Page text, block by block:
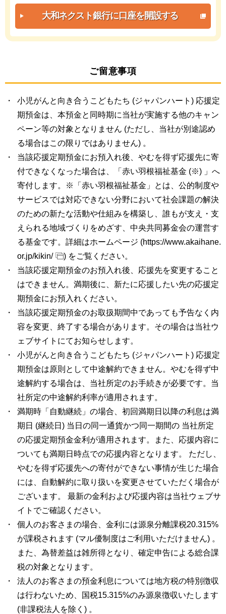
大和ネクスト銀行に口座を開設する
ご留意事項
小児がんと向き合うこどもたち (ジャパンハート) 応援定
期預金は、本預金と同時期に当社が実施する他のキャン
ペーン等の対象となりません (ただし、当社が別途認め
る場合はこの限りではありません) 。
当該応援定期預金にお預入れ後、やむを得ず応援先に寄
付できなくなった場合は、「赤い羽根福祉基金 (※) 」へ
寄付します。※「赤い羽根福祉基金」とは、公的制度や
サービスでは対応できない分野において社会課題の解決
のための新たな活動や仕組みを構築し、誰もが支え・支
えられる地域づくりをめざす、中央共同募金会の運営す
る基金です。詳細はホームページ (https://www.akaihane.
or.jp/kikin/
) をご覧ください。
当該応援定期預金のお預入れ後、応援先を変更すること
はできません。満期後に、新たに応援したい先の応援定
期預金にお預入れください。
当該応援定期預金のお取扱期間中であっても予告なく内
容を変更、終了する場合があります。その場合は当社ウ
ェブサイトにてお知らせします。
小児がんと向き合うこどもたち (ジャパンハート) 応援定
期預金は原則として中途解約できません。やむを得ず中
途解約する場合は、当社所定のお手続きが必要です。当
社所定の中途解約利率が適用されます。
満期時「自動継続」の場合、初回満期日以降の利息は満
期日 (継続日) 当日の同一通貨かつ同一期間の 当社所定
の応援定期預金金利が適用されます。また、応援内容に
ついても満期日時点での応援内容となります。 ただし、
やむを得ず応援先への寄付ができない事情が生じた場合
には、自動解約に取り扱いを変更させていただく場合が
ございます。 最新の金利および応援内容は当社ウェブサ
イトでご確認ください。
個人のお客さまの場合、金利には源泉分離課税20.315%
が課税されます (マル優制度はご利用いただけません) 。
また、為替差益は雑所得となり、確定申告による総合課
税の対象となります。
法人のお客さまの預金利息については地方税の特別徴収
は行わないため、国税15.315%のみ源泉徴収いたします
(非課税法人を除く) 。